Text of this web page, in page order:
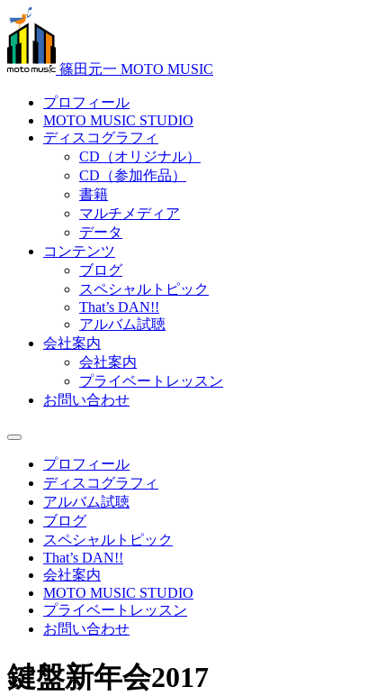
篠田元一 MOTO MUSIC
プロフィール
MOTO MUSIC STUDIO
ディスコグラフィ
CD（オリジナル）
CD（参加作品）
書籍
マルチメディア
データ
コンテンツ
ブログ
スペシャルトピック
That’s DAN!!
アルバム試聴
会社案内
会社案内
プライベートレッスン
お問い合わせ
プロフィール
ディスコグラフィ
アルバム試聴
ブログ
スペシャルトピック
That’s DAN!!
会社案内
MOTO MUSIC STUDIO
プライベートレッスン
お問い合わせ
鍵盤新年会2017